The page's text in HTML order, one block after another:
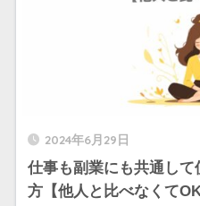
2024年6月29日
仕事も副業にも共通して
方【他人と比べなくてOK